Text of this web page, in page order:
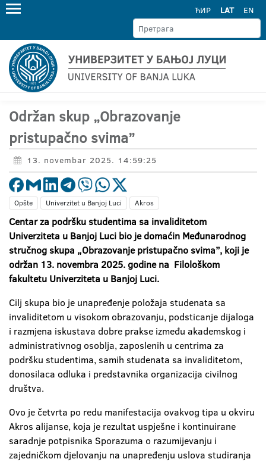
ЋИР LAT EN
Održan skup „Obrazovanje
pristupačno svima”
13. novembar 2025. 14:59:25
Opšte Univerzitet u Banjoj Luci Akros
Centar za podršku studentima sa invaliditetom
Univerziteta u Banjoj Luci bio je domaćin Međunarodnog
stručnog skupa „Obrazovanje pristupačno svima”, koji je
održan 13. novembra 2025. godine na Filološkom
fakultetu Univerziteta u Banjoj Luci.
Cilj skupa bio je unapređenje položaja studenata sa
invaliditetom u visokom obrazovanju, podsticanje dijaloga
i razmjena iskustava dobre prakse između akademskog i
administrativnog osoblja, zaposlenih u centrima za
podršku studentima, samih studenata sa invaliditetom,
donosilaca odluka i predstavnika organizacija civilnog
društva.
Ovo je četvrta po redu manifestacija ovakvog tipa u okviru
Akros alijanse, koja je rezultat uspješne i kontinuirane
saradnje potpisnika Sporazuma o razumijevanju i
zajedničkom djelovanju na unapređenju uslova studiranja